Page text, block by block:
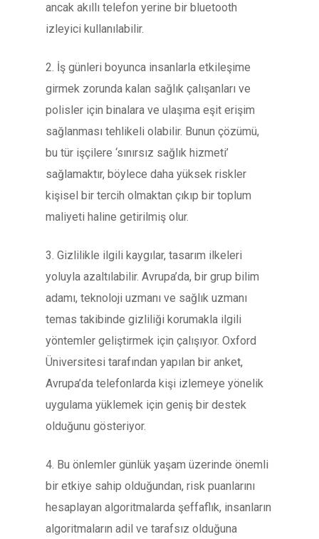
ancak akıllı telefon yerine bir bluetooth
izleyici kullanılabilir.
2. İş günleri boyunca insanlarla etkileşime
girmek zorunda kalan sağlık çalışanları ve
polisler için binalara ve ulaşıma eşit erişim
sağlanması tehlikeli olabilir. Bunun çözümü,
bu tür işçilere ‘sınırsız sağlık hizmeti’
sağlamaktır, böylece daha yüksek riskler
kişisel bir tercih olmaktan çıkıp bir toplum
maliyeti haline getirilmiş olur.
3. Gizlilikle ilgili kaygılar, tasarım ilkeleri
yoluyla azaltılabilir. Avrupa’da, bir grup bilim
adamı, teknoloji uzmanı ve sağlık uzmanı
temas takibinde gizliliği korumakla ilgili
yöntemler geliştirmek için çalışıyor. Oxford
Üniversitesi tarafından yapılan bir anket,
Avrupa’da telefonlarda kişi izlemeye yönelik
uygulama yüklemek için geniş bir destek
olduğunu gösteriyor.
4. Bu önlemler günlük yaşam üzerinde önemli
bir etkiye sahip olduğundan, risk puanlarını
hesaplayan algoritmalarda şeffaflık, insanların
algoritmaların adil ve tarafsız olduğuna